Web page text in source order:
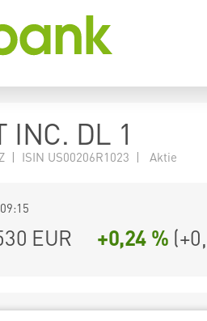
INC. DL 1
| ISIN US00206R1023 | Aktie
EUR +0,24 % (